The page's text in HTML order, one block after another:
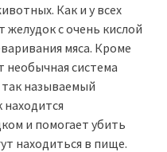
Как и у всех
с очень кислой
мяса. Кроме
необычная система
называемый
и помогает убить
находиться в пище.